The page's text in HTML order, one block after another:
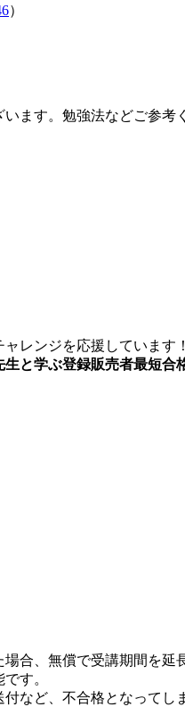
）
ます。勉強法などご参考
レンジを応援しています
生と学ぶ登録販売者最短合
合、無償で受講期間を延
す。
など、不合格となってし